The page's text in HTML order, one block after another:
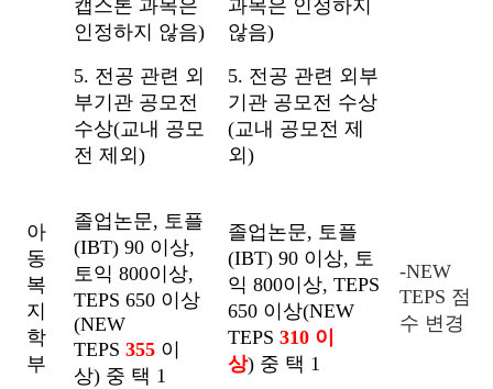
캡스톤 과목은
인정하지 않음)
5. 전공 관련 외
부기관 공모전
수상(교내 공모
전 제외)
과목은 인정하지
않음)
5. 전공 관련 외부
기관 공모전 수상
(교내 공모전 제
외)
아
동
복
지
학
부
졸업논문, 토플
(IBT) 90 이상,
토익 800이상,
TEPS 650 이상
(NEW
TEPS355 이
상) 중 택 1
졸업논문, 토플
(IBT) 90 이상, 토
익 800이상, TEPS
650 이상(NEW
TEPS310 이
상) 중 택 1
-NEW
TEPS 점
수 변경